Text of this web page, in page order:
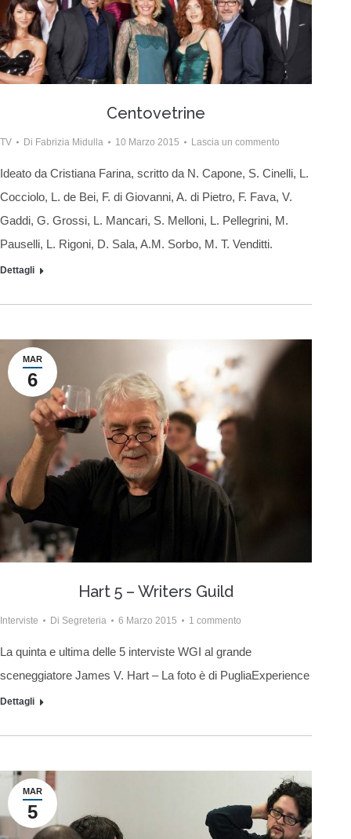
Centovetrine
TV Di Fabrizia Midulla 10 Marzo 2015 Lascia un commento
Ideato da Cristiana Farina, scritto da N. Capone, S. Cinelli, L.
Cocciolo, L. de Bei, F. di Giovanni, A. di Pietro, F. Fava, V.
Gaddi, G. Grossi, L. Mancari, S. Melloni, L. Pellegrini, M.
Pauselli, L. Rigoni, D. Sala, A.M. Sorbo, M. T. Venditti.
Dettagli
MAR
6
Hart 5 – Writers Guild
Interviste Di Segreteria 6 Marzo 2015 1 commento
La quinta e ultima delle 5 interviste WGI al grande
sceneggiatore James V. Hart – La foto è di PugliaExperience
Dettagli
MAR
5